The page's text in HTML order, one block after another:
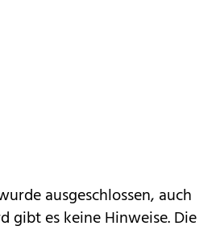
ausgeschlossen, auch
gibt es keine Hinweise. Die